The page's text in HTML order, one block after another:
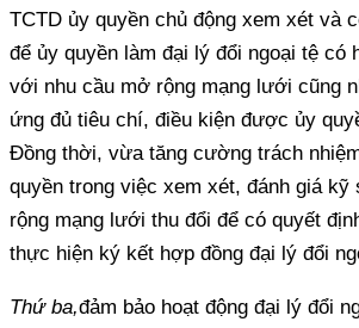
TCTD ủy quyền chủ động xem xét và
để ủy quyền làm đại lý đổi ngoại tệ có
với nhu cầu mở rộng mạng lưới cũng
ứng đủ tiêu chí, điều kiện được ủy
Đồng thời, vừa tăng cường trách
quyền trong việc xem xét, đánh giá
rộng mạng lưới thu đổi để có quyết
thực hiện ký kết hợp đồng đại lý đổi
Thứ ba,đảm bảo hoạt động đại lý đổi